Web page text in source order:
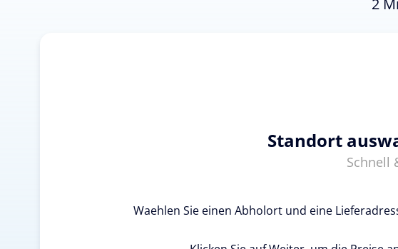
2
Standort
Schnell
Waehlen Sie einen Abholort und eine